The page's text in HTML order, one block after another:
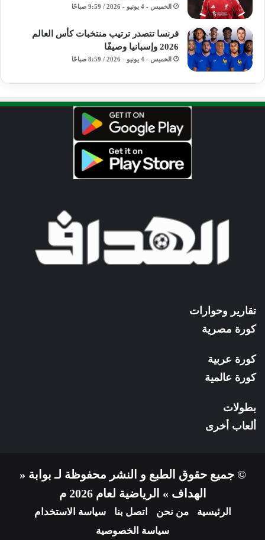
الخميس - 4 يونيو - 2026 / 9:59 صباحًا
فرنسا تتصدر ترتيب منتخبات كأس العالم
2026 وإسبانيا وصيفًا
الخميس - 4 يونيو - 2026 / 8:59 صباحًا
تقارير وحوارات
كورة مصرية
كورة عربية
كورة عالمية
بطولات
ألعاب أخرى
© جميع حقوق الطبع و النشر محفوظة لـ بوابة «
الهداف » الرياضية لعام 2026 م
الرئيسية من نحن اتصل بنا
سياسة الاستخدام
سياسة الخصوصية